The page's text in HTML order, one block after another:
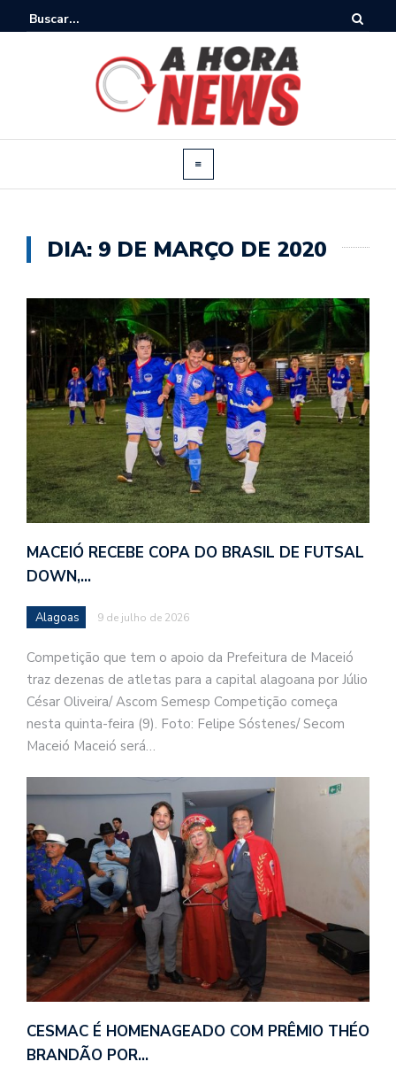
DIA: 9 DE MARÇO DE 2020
MACEIÓ RECEBE COPA DO BRASIL DE FUTSAL
DOWN,…
Alagoas 9 de julho de 2026
Competição que tem o apoio da Prefeitura de Maceió
traz dezenas de atletas para a capital alagoana por Júlio
César Oliveira/ Ascom Semesp Competição começa
nesta quinta-feira (9). Foto: Felipe Sóstenes/ Secom
Maceió Maceió será…
CESMAC É HOMENAGEADO COM PRÊMIO THÉO
BRANDÃO POR…